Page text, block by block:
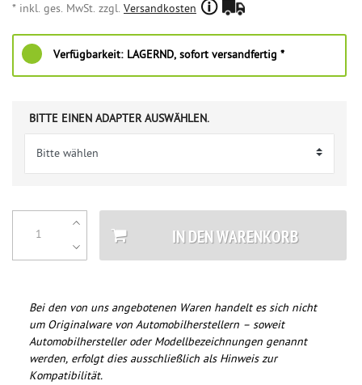
* inkl. ges. MwSt. zzgl. Versandkosten
Verfügbarkeit: LAGERND, sofort versandfertig *
BITTE EINEN ADAPTER AUSWÄHLEN.
IN DEN WARENKORB
Bei den von uns angebotenen Waren handelt es sich nicht
um Originalware von Automobilherstellern – soweit
Automobilhersteller oder Modellbezeichnungen genannt
werden, erfolgt dies ausschließlich als Hinweis zur
Kompatibilität.